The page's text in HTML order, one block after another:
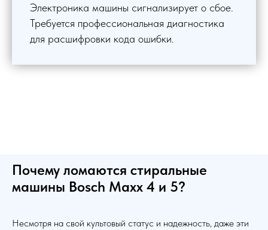
Электроника машины сигнализирует о сбое.
Требуется профессиональная диагностика
для расшифровки кода ошибки.
Почему ломаются стиральные
машины Bosch Maxx 4 и 5?
Несмотря на свой культовый статус и надежность, даже эти